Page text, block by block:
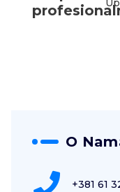
O
+381 61